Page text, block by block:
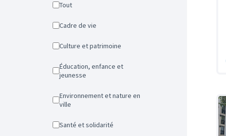
Tout
Cadre de vie
Culture et patrimoine
Éducation, enfance et
jeunesse
Environnement et nature en
ville
Santé et solidarité